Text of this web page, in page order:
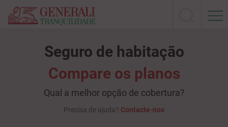
Seguro de habitação
Compare os planos
Qual a melhor opção de cobertura?
Precisa de ajuda? Contacte-nos